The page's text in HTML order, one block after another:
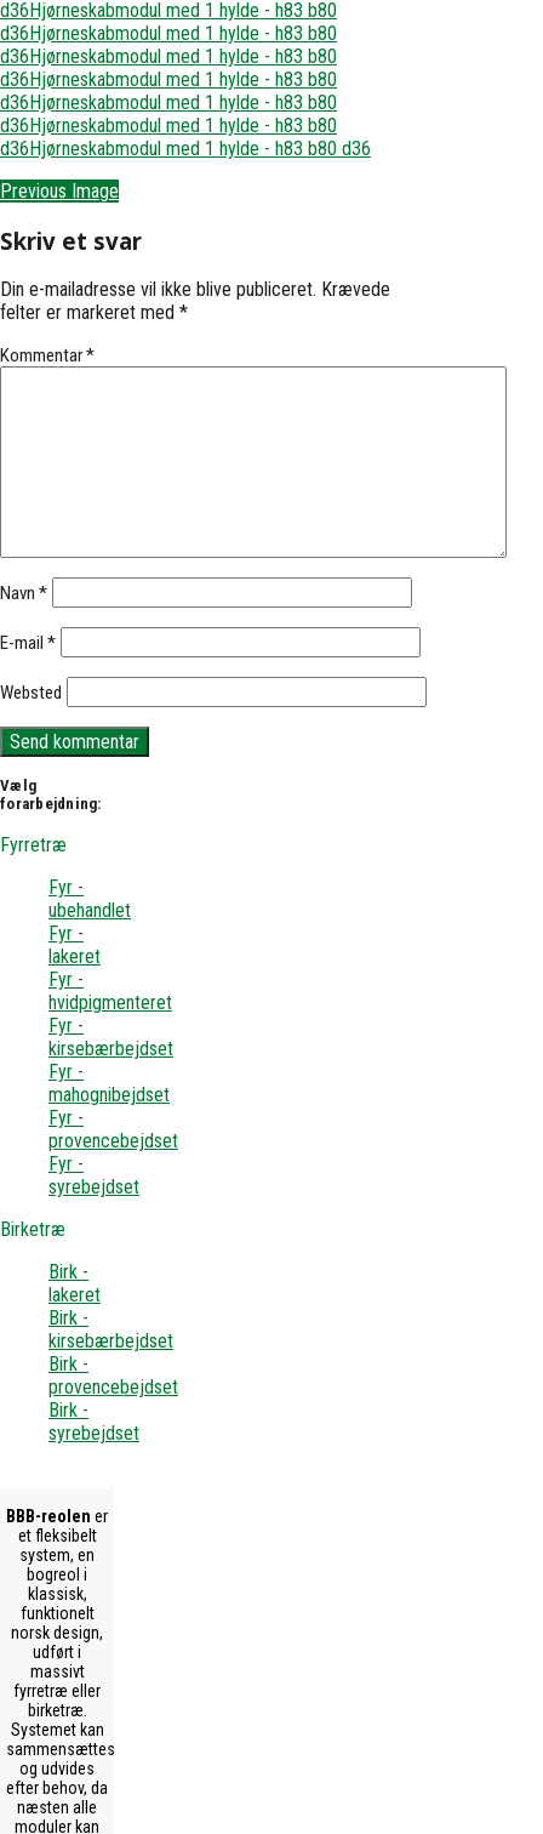
Previous Image
Skriv et svar
Din e-mailadresse vil ikke blive publiceret. Krævede
felter er markeret med *
Kommentar*
Navn *
E-mail *
Websted
Vælg
forarbejdning:
Fyrretræ
Fyr -
ubehandlet
Fyr -
lakeret
Fyr -
hvidpigmenteret
Fyr -
kirsebærbejdset
Fyr -
mahognibejdset
Fyr -
provencebejdset
Fyr -
syrebejdset
Birketræ
Birk -
lakeret
Birk -
kirsebærbejdset
Birk -
provencebejdset
Birk -
syrebejdset
BBB-reolen er
et fleksibelt
system, en
bogreol i
klassisk,
funktionelt
norsk design,
udført i
massivt
fyrretræ eller
birketræ.
Systemet kan
sammensættes
og udvides
efter behov, da
næsten alle
moduler kan